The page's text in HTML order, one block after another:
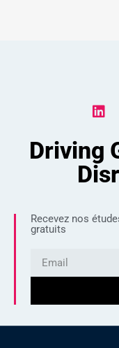
Driving
Recevez nos
gratuits